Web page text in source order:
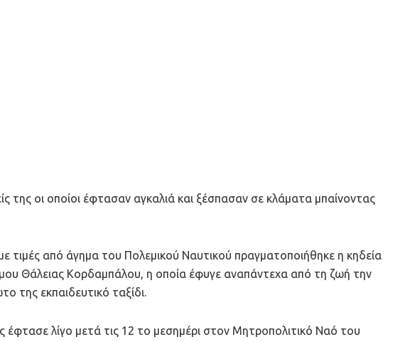
της οι οποίοι έφτασαν αγκαλιά και ξέσπασαν σε κλάματα μπαίνοντας
τιμές από άγημα του Πολεμικού Ναυτικού πραγματοποιήθηκε η κηδεία
Θάλειας Κορδαμπάλου, η οποία έφυγε αναπάντεχα από τη ζωή την
της εκπαιδευτικό ταξίδι.
έφτασε λίγο μετά τις 12 το μεσημέρι στον Μητροπολιτικό Ναό του